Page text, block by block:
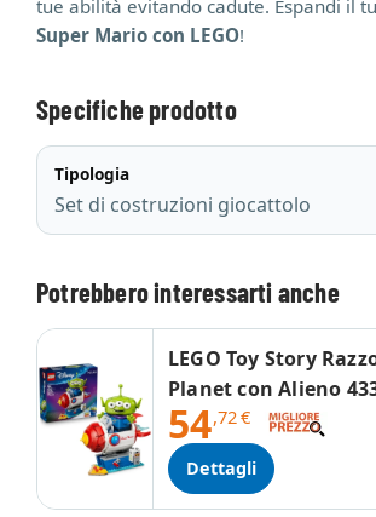
tue abilità evitando cadute. Espandi il
Super Mario con LEGO!
Specifiche prodotto
Tipologia
Set di costruzioni giocattolo
Potrebbero interessarti anche
LEGO Toy Story
Planet con Alieno
54,72€
Dettagli